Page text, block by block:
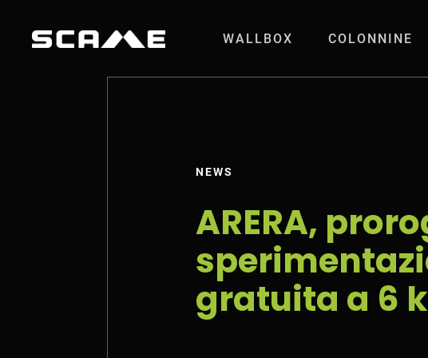
WALLBOX COLONNINE
NEWS
ARERA,
gratuita a 6